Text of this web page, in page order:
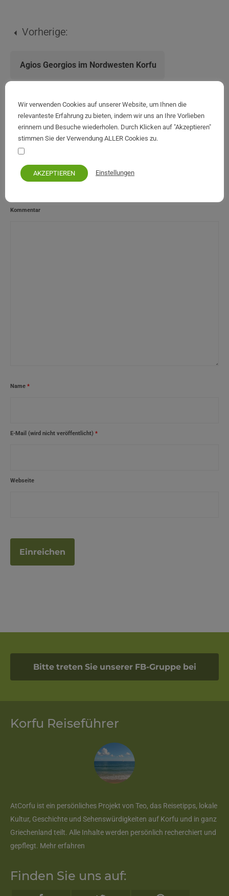
Vorherige:
Agios Georgios im Nordwesten Korfu
Nächste:
Benitses aus der Luft
Kommentare
Kommentar
Name *
E-Mail (wird nicht veröffentlicht) *
Webseite
Bitte treten Sie unserer FB-Gruppe bei
Korfu Reiseführer
AtCorfu ist ein persönliches Projekt von Teo, das Reisetipps, lokale
Kultur, Geschichte und Sehenswürdigkeiten auf Korfu und in ganz
Griechenland teilt. Alle Inhalte werden persönlich recherchiert und
gepflegt. Mehr erfahren
Finden Sie uns auf:
Wir verwenden Cookies auf unserer Website, um Ihnen die
relevanteste Erfahrung zu bieten, indem wir uns an Ihre Vorlieben
erinnern und Besuche wiederholen. Durch Klicken auf "Akzeptieren"
stimmen Sie der Verwendung ALLER Cookies zu.
AKZEPTIEREN Einstellungen